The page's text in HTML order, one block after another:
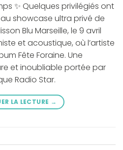
✨ Quelques privilégiés ont
showcase ultra privé de
Blu Marseille, le 9 avril
et acoustique, où l’artiste
Fête Foraine. Une
et inoubliable portée par
Radio Star.
LA LECTURE →